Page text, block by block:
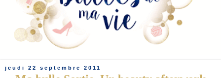
jeudi 22 septembre 2011